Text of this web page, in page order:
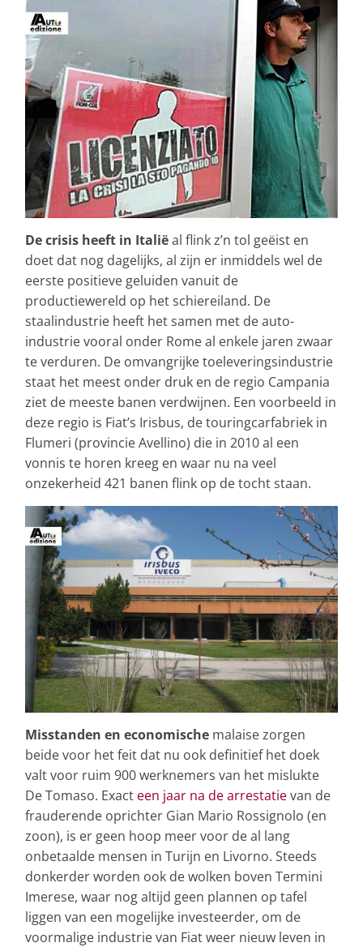
De crisis heeft in Italiëal flink z’n tol geëist en
doet dat nog dagelijks, al zijn er inmiddels wel de
eerste positieve geluiden vanuit de
productiewereld op het schiereiland. De
staalindustrie heeft het samen met de auto-
industrie vooral onder Rome al enkele jaren zwaar
te verduren. De omvangrijke toeleveringsindustrie
staat het meest onder druk en de regio Campania
ziet de meeste banen verdwijnen. Een voorbeeld in
deze regio is Fiat’s Irisbus, de touringcarfabriek in
Flumeri (provincie Avellino) die in 2010 al een
vonnis te horen kreeg en waar nu na veel
onzekerheid 421 banen flink op de tocht staan.
Misstanden en economische malaise zorgen
beide voor het feit dat nu ook definitief het doek
valt voor ruim 900 werknemers van het mislukte
De Tomaso. Exact een jaar na de arrestatievan de
frauderende oprichter Gian Mario Rossignolo (en
zoon), is er geen hoop meer voor de al lang
onbetaalde mensen in Turijn en Livorno. Steeds
donkerder worden ook de wolken boven Termini
Imerese, waar nog altijd geen plannen op tafel
liggen van een mogelijke investeerder, om de
voormalige industrie van Fiat weer nieuw leven in